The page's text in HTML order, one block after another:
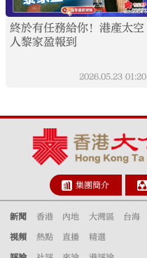
終於有任務給你！港產太空
人黎家盈報到
2026.05.23 01:20
集團簡介
新聞 香港 內地 大灣區 台海
視頻 熱點 直播 精選